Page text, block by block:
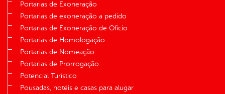
Portarias de Exoneração
Portarias de exoneração a pedido
Portarias de Exoneração de Ofício
Portarias de Homologação
Portarias de Nomeação
Portarias de Prorrogação
Potencial Turístico
Pousadas, hotéis e casas para alugar